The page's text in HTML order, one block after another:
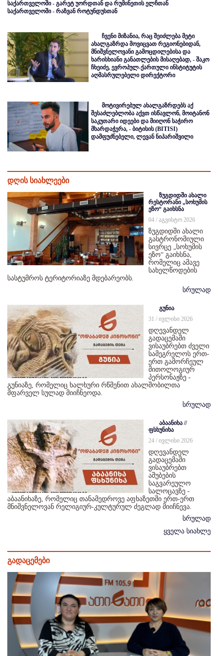
საქართველოში - გარეტ უორდთან და რუმინეთის ელჩთან
საქართველოში - რაზვან როტუნდუსთან
ჩვენი მიზანია, რაც შეიძლება მეტი
ახალგაზრდა მოვიცვათ რეგიონებიდან,
მნიშვნელოვანი გამოცდილებისა და
ხარისხიანი განათლების მისაღებად, - შაკო
ჩხეიძე, ევროპულ-ქართული ინსტიტუტის
აღმასრულებელი დირექტორი
მოტივირებულ ახალგაზრდებს აქ
შესაძლებლობა აქვთ ისწავლონ, მოიტანონ
საკუთარი იდეები და მიიღონ საჭირო
მხარდაჭერა, - ბიტისის (BITISI)
დამფუძნებელი, ლევან ნიპარიშვილი
დღის სიახლეები
ზუგდიდში ახალი
რესტორანი „სოხუმის
ეზო“ გაიხსნა
04 / აგვისტო 2026
ზუგდიდში ახალი
გასტრონომიული
სივრცე „სოხუმის
ეზო“ გაიხსნა,
რომელიც ამავე
სახელწოდების
სასტუმროს ტერიტორიაზე მდებარეობს.
სრულად
გუნია
31 / ივლისი 2026
დღევანდელ
გადაცემაში
ვისაუბრებთ ძველი
სამეგრელოს ერთ-
ერთ გამორჩეულ
მითოლოგიურ
პერსონაჟზე -
გუნიაზე, რომელიც ხალხური რწმენით ახალშობილთა
მფარველ სულად მიიჩნეოდა.
სრულად
აბაანიხა //
ფსხუნიხა
24 / ივლისი 2026
დღევანდელ
გადაცემაში
ვისაუბრებთ
აშუბების
საგვარეულო
სალოცავზე -
აბაანიხაზე, რომელიც თანამედროვე აფხაზეთში ერთ-ერთ
მნიშვნელოვან რელიგიურ-კულტურულ ძეგლად მიიჩნევა.
სრულად
ყველა სიახლე
გადაცემები